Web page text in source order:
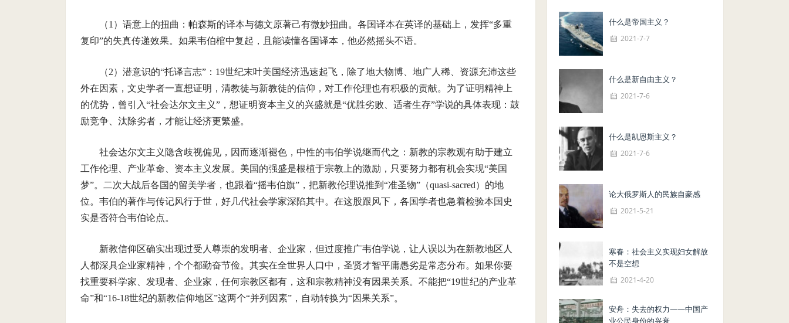
（1 ）语意上的扭曲：帕森斯的译本与德文原著己有微妙扭曲。各国译本在英译的基础上，发挥“多重
复印”的失真传递效果。如果韦伯棺中复起，且能读懂各国译本，他必然摇头不语。
（2）潜意识的“托译言志”： 19世纪末叶美国经济迅速起飞，除了地大物博、地广人稀、资源充沛这些
外在因素，文史学者一直想证明，清教徒与新教徒的信仰，对工作伦理也有积极的贡献。为了证明精神上
的优势，曾引入“社会达尔文主义”，想证明资本主义的兴盛就是“优胜劣败、适者生存”学说的具体表现：鼓
励竞争、汰除劣者，才能让经济更繁盛。
社会达尔文主义隐含歧视偏见，因而逐渐褪色，中性的韦伯学说继而代之：新教的宗教观有助于建立
工作伦理、产业革命、资本主义发展。美国的强盛是根植于宗教上的激励，只要努力都有机会实现“美国
梦”。二次大战后各国的留美学者，也跟着“摇韦伯旗”，把新教伦理说推到“准圣物”（quasi-sacred）的地
位。韦伯的著作与传记风行于世，好几代社会学家深陷其中。在这股跟风下，各国学者也急着检验本国史
实是否符合韦伯论点。
新教信仰区确实出现过受人尊崇的发明者、企业家，但过度推广韦伯学说，让人误以为在新教地区人
人都深具企业家精神，个个都勤奋节俭。其实在全世界人口中，圣贤才智平庸愚劣是常态分布。如果你要
找重要科学家、发现者、企业家，任何宗教区都有，这和宗教精神没有因果关系。不能把“19世纪的产业革
命”和“16-18世纪的新教信仰地区”这两个“并列因素”，自动转换为“因果关系”。
什么是帝国主义？
2021-7-7
什么是新自由主义？
2021-7-6
什么是凯恩斯主义？
2021-7-6
论大俄罗斯人的民族自豪感
2021-5-21
寒春：社会主义实现妇女解放
不是空想
2021-4-20
安舟：失去的权力——中国产
业公民身份的兴衰